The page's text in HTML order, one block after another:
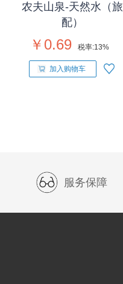
农夫山泉-天然水（旅
配）
￥0.69 税率:13%
加入购物车
服务保障